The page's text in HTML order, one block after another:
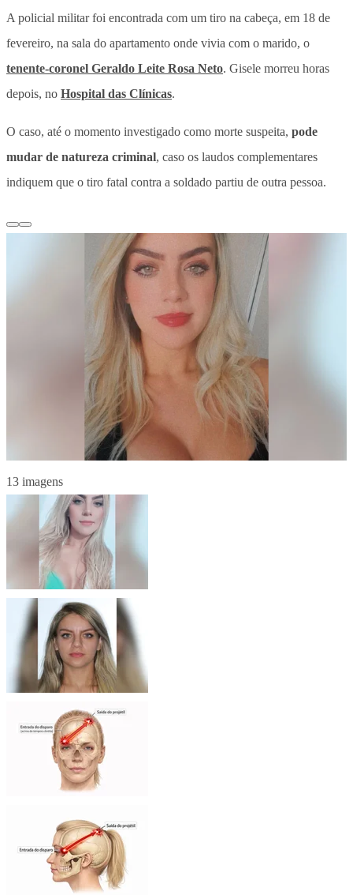
A policial militar foi encontrada com um tiro na cabeça, em 18 de
fevereiro, na sala do apartamento onde vivia com o marido, o
tenente-coronel Geraldo Leite Rosa Neto. Gisele morreu horas
depois, no Hospital das Clínicas.
O caso, até o momento investigado como morte suspeita, pode
mudar de natureza criminal, caso os laudos complementares
indiquem que o tiro fatal contra a soldado partiu de outra pessoa.
13 imagens